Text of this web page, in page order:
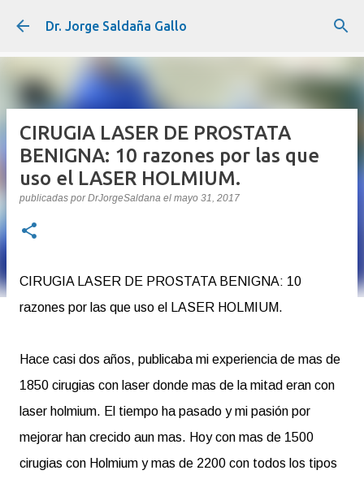
Ir al contenido principal
Dr. Jorge Saldaña Gallo
CIRUGIA LASER DE PROSTATA
BENIGNA: 10 razones por las que
uso el LASER HOLMIUM.
publicadas porDrJorgeSaldana el mayo 31, 2017
CIRUGIA LASER DE PROSTATA BENIGNA: 10
razones por las que uso el LASER HOLMIUM.
Hace casi dos años, publicaba mi experiencia de mas de
1850 cirugias con laser donde mas de la mitad eran con
laser holmium. El tiempo ha pasado y mi pasión por
mejorar han crecido aun mas. Hoy con mas de 1500
cirugias con Holmium y mas de 2200 con todos los tipos